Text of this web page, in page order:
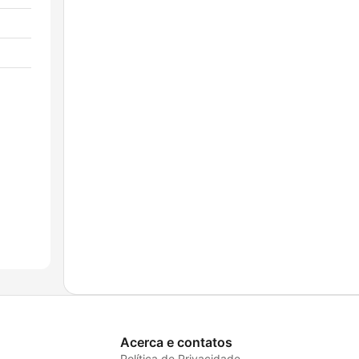
Acerca e contatos